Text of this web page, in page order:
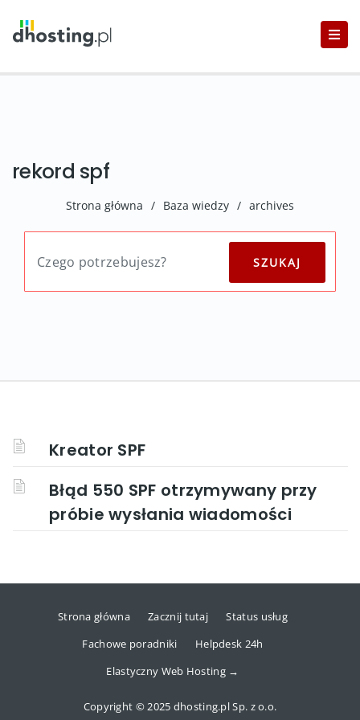
rekord spf
Strona główna / Baza wiedzy / archives
Kreator SPF
Błąd 550 SPF otrzymywany przy
próbie wysłania wiadomości
Strona główna Zacznij tutaj
Status usług
Fachowe poradniki
Helpdesk 24h
Elastyczny Web Hosting →
Copyright © 2025 dhosting.pl Sp. z o.o.